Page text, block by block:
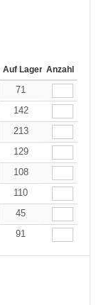
144-287 288 +
Auf Lager Anzahl
6.75
71
6.75
142
6.75
213
6.75
129
6.75
108
6.75
110
8.11
45
8.11
91